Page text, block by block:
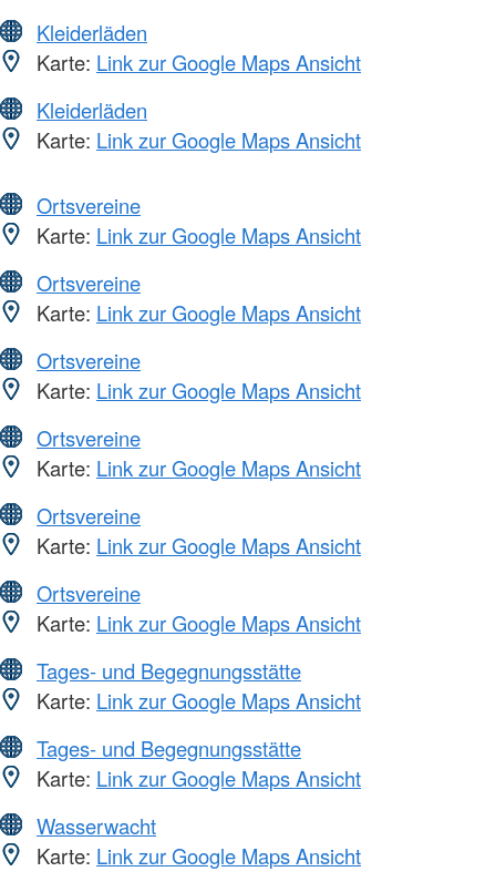
Kleiderläden
Karte: Link zur Google Maps Ansicht
Kleiderläden
Karte: Link zur Google Maps Ansicht
Ortsvereine
Karte: Link zur Google Maps Ansicht
Ortsvereine
Karte: Link zur Google Maps Ansicht
Ortsvereine
Karte: Link zur Google Maps Ansicht
Ortsvereine
Karte: Link zur Google Maps Ansicht
Ortsvereine
Karte: Link zur Google Maps Ansicht
Ortsvereine
Karte: Link zur Google Maps Ansicht
Tages- und Begegnungsstätte
Karte: Link zur Google Maps Ansicht
Tages- und Begegnungsstätte
Karte: Link zur Google Maps Ansicht
Wasserwacht
Karte: Link zur Google Maps Ansicht